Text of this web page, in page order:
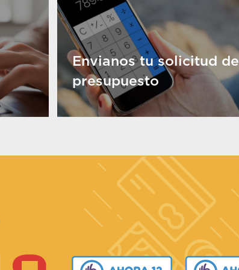
Envianos tu solicitud de
presupuesto